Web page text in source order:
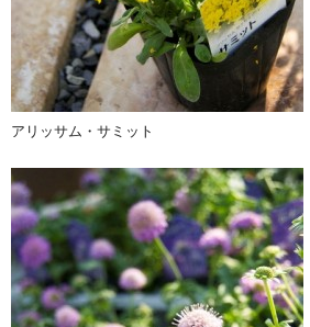
アリッサム・サミット